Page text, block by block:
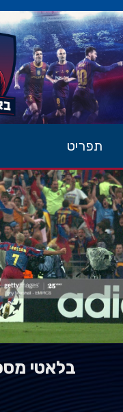
תפריט
בלאטי